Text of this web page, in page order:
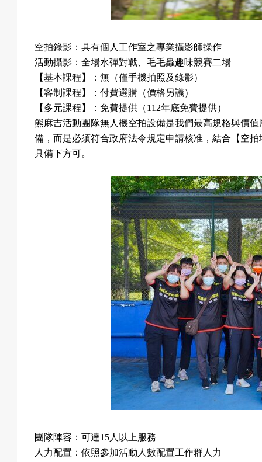
空拍錄影：具有個人工作室之專業攝影師操作
活動攝影：全場水彈對戰、毛毛蟲趣味競賽二場
【基本課程】：無（僅手機拍照及錄影）
【客制課程】：付費選購（價格另議）
【多元課程】：免費提供（112年底免費提供）
熊麻吉活動團隊無人機空拍設備是我們最高規格與價
備，而是必須符合政府法令規定申請核准，結合【空
具備下方可。
團隊陣容：可達15人以上服務
人力配置：依照參加活動人數配置工作群人力